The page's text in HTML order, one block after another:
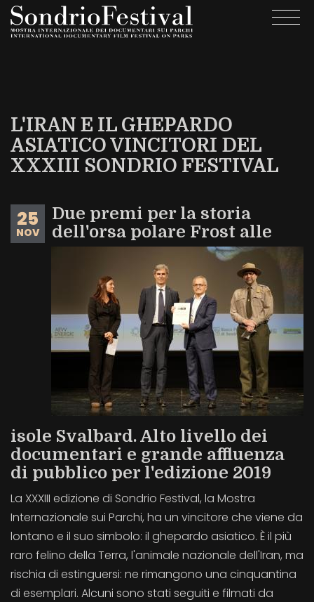
Salta
L'IRAN E IL GHEPARDO
ASIATICO VINCITORI DEL
XXXIII SONDRIO FESTIVAL
25
NOV
Due premi per la storia
dell'orsa polare Frost alle
isole Svalbard. Alto livello dei
documentari e grande affluenza
di pubblico per l'edizione 2019
La XXXIII edizione di Sondrio Festival, la Mostra
Internazionale sui Parchi, ha un vincitore che viene da
lontano e il suo simbolo: il ghepardo asiatico. È il più
raro felino della Terra, l'animale nazionale dell'Iran, ma
rischia di estinguersi: ne rimangono una cinquantina
di esemplari. Alcuni sono stati seguiti e filmati da